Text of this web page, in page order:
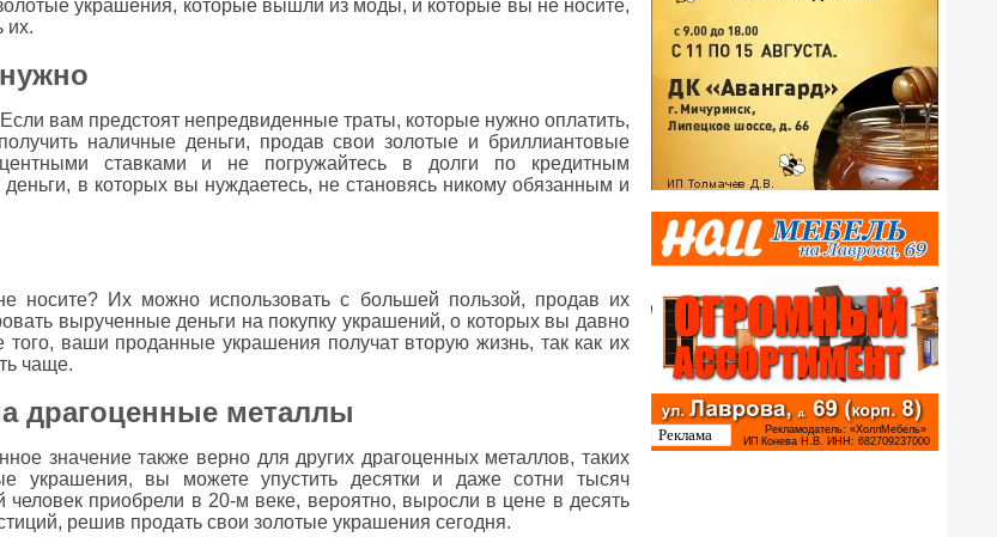
украшения, которые вышли из моды, и которые вы не носите,
их.
вам предстоят непредвиденные траты, которые нужно оплатить,
наличные деньги, продав свои золотые и бриллиантовые
ставками и не погружайтесь в долги по кредитным
в которых вы нуждаетесь, не становясь никому обязанным и
носите? Их можно использовать с большей пользой, продав их
вырученные деньги на покупку украшений, о которых вы давно
ваши проданные украшения получат вторую жизнь, так как их
чаще.
драгоценные металлы
значение также верно для других драгоценных металлов, таких
украшения, вы можете упустить десятки и даже сотни тысяч
приобрели в 20-м веке, вероятно, выросли в цене в десять
решив продать свои золотые украшения сегодня.